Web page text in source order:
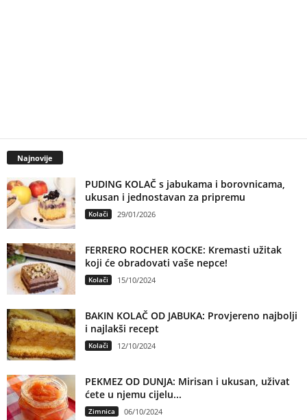
Najnovije
PUDING KOLAČ s jabukama i borovnicama,
ukusan i jednostavan za pripremu
Kolači 29/01/2026
FERRERO ROCHER KOCKE: Kremasti užitak
koji će obradovati vaše nepce!
Kolači 15/10/2024
BAKIN KOLAČ OD JABUKA: Provjereno najbolji
i najlakši recept
Kolači 12/10/2024
PEKMEZ OD DUNJA: Mirisan i ukusan, uživat
ćete u njemu cijelu...
Zimnica 06/10/2024